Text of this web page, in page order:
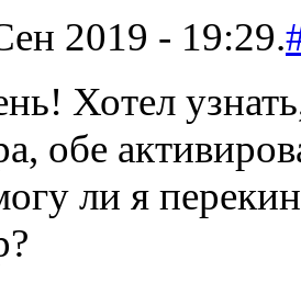
2019 - 19:29.
Хотел
обе
ли я